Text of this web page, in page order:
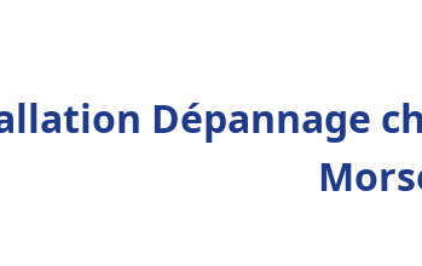
Dépannage